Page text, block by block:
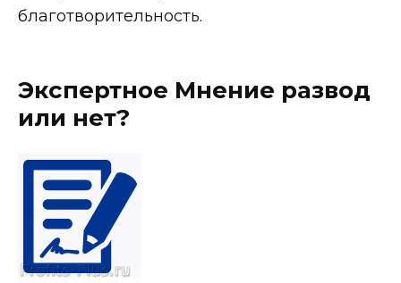
благотворительность.
Экспертное Мнение развод
или нет?